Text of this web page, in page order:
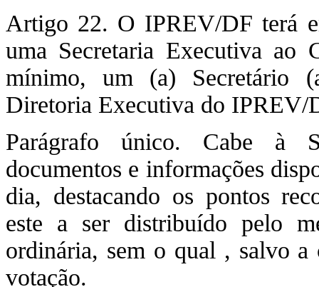
Artigo 22. O IPREV/DF terá
uma Secretaria Executiva ao
mínimo, um (a) Secretário
Diretoria Executiva do IPREV/
Parágrafo único. Cabe à
documentos e informações
dia, destacando os pontos
este a ser distribuído pelo
ordinária, sem o qual , salvo
votação.